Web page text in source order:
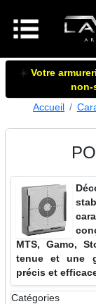
☀️ Votre
non-
Accueil
MTS, Gamo,
tenue et une
précis et
Catégories